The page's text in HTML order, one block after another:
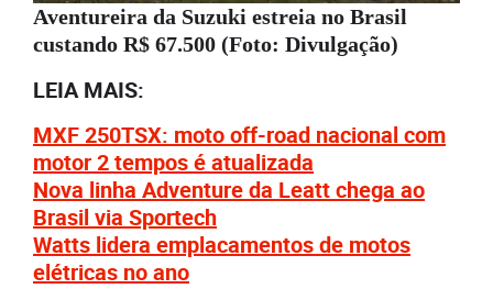
Aventureira da Suzuki estreia no Brasil
custando R$ 67.500 (Foto: Divulgação)
LEIA MAIS:
MXF 250TSX: moto off-road nacional com
motor 2 tempos é atualizada
Nova linha Adventure da Leatt chega ao
Brasil via Sportech
Watts lidera emplacamentos de motos
elétricas no ano